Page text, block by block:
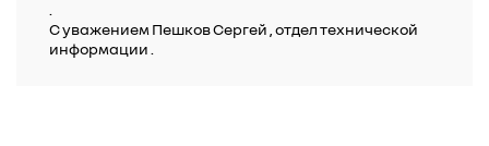
C уважением Пешков Сергей , отдел технической
информации .